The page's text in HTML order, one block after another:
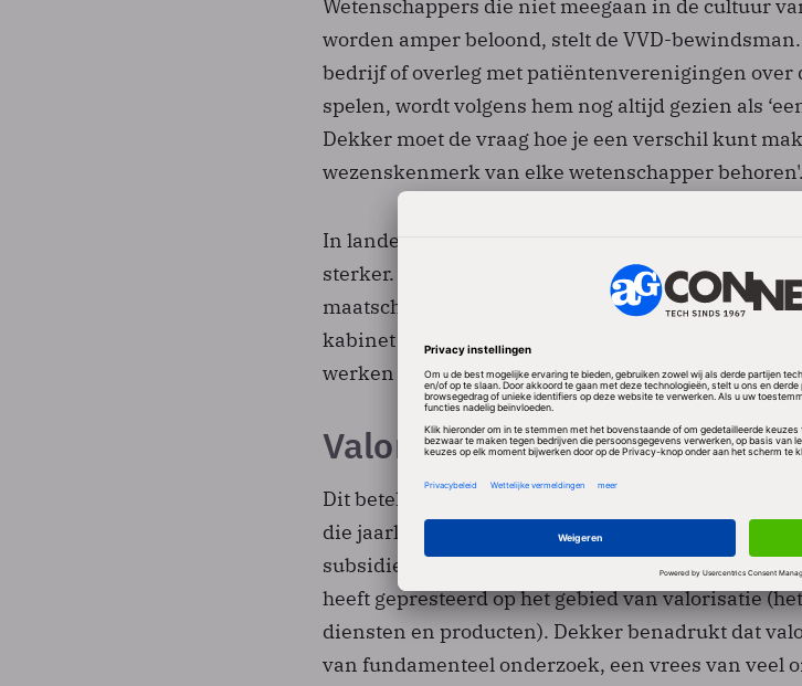
Wetenschappers die niet meegaan in de cultuur
worden amper beloond, stelt de VVD-
bedrijf of overleg met patiëntenverenigingen over
spelen, wordt volgens hem nog altijd gezien als
Dekker moet de vraag hoe je een verschil kunt
wezenskenmerk van elke wetenschapper behoren'.
In landen om ons heen is link tussen instituten en
sterker. Daar heeft wetenschappelijke kennis meer
maatschappelijke impact dan bij ons, signaleert de
kabinet wil daarom dat wetenschappers extra
werken met bedrijven en organisaties.
Valorisatieprestaties
Dit betekent in de praktijk dat NWO, de
die jaarlijks 650 miljoen euro in onderzoek
subsidieaanvragen voortaan óók gaat kijken naar
heeft gepresteerd op het gebied van valorisatie
diensten en producten). Dekker benadrukt dat
van fundamenteel onderzoek, een vrees van veel